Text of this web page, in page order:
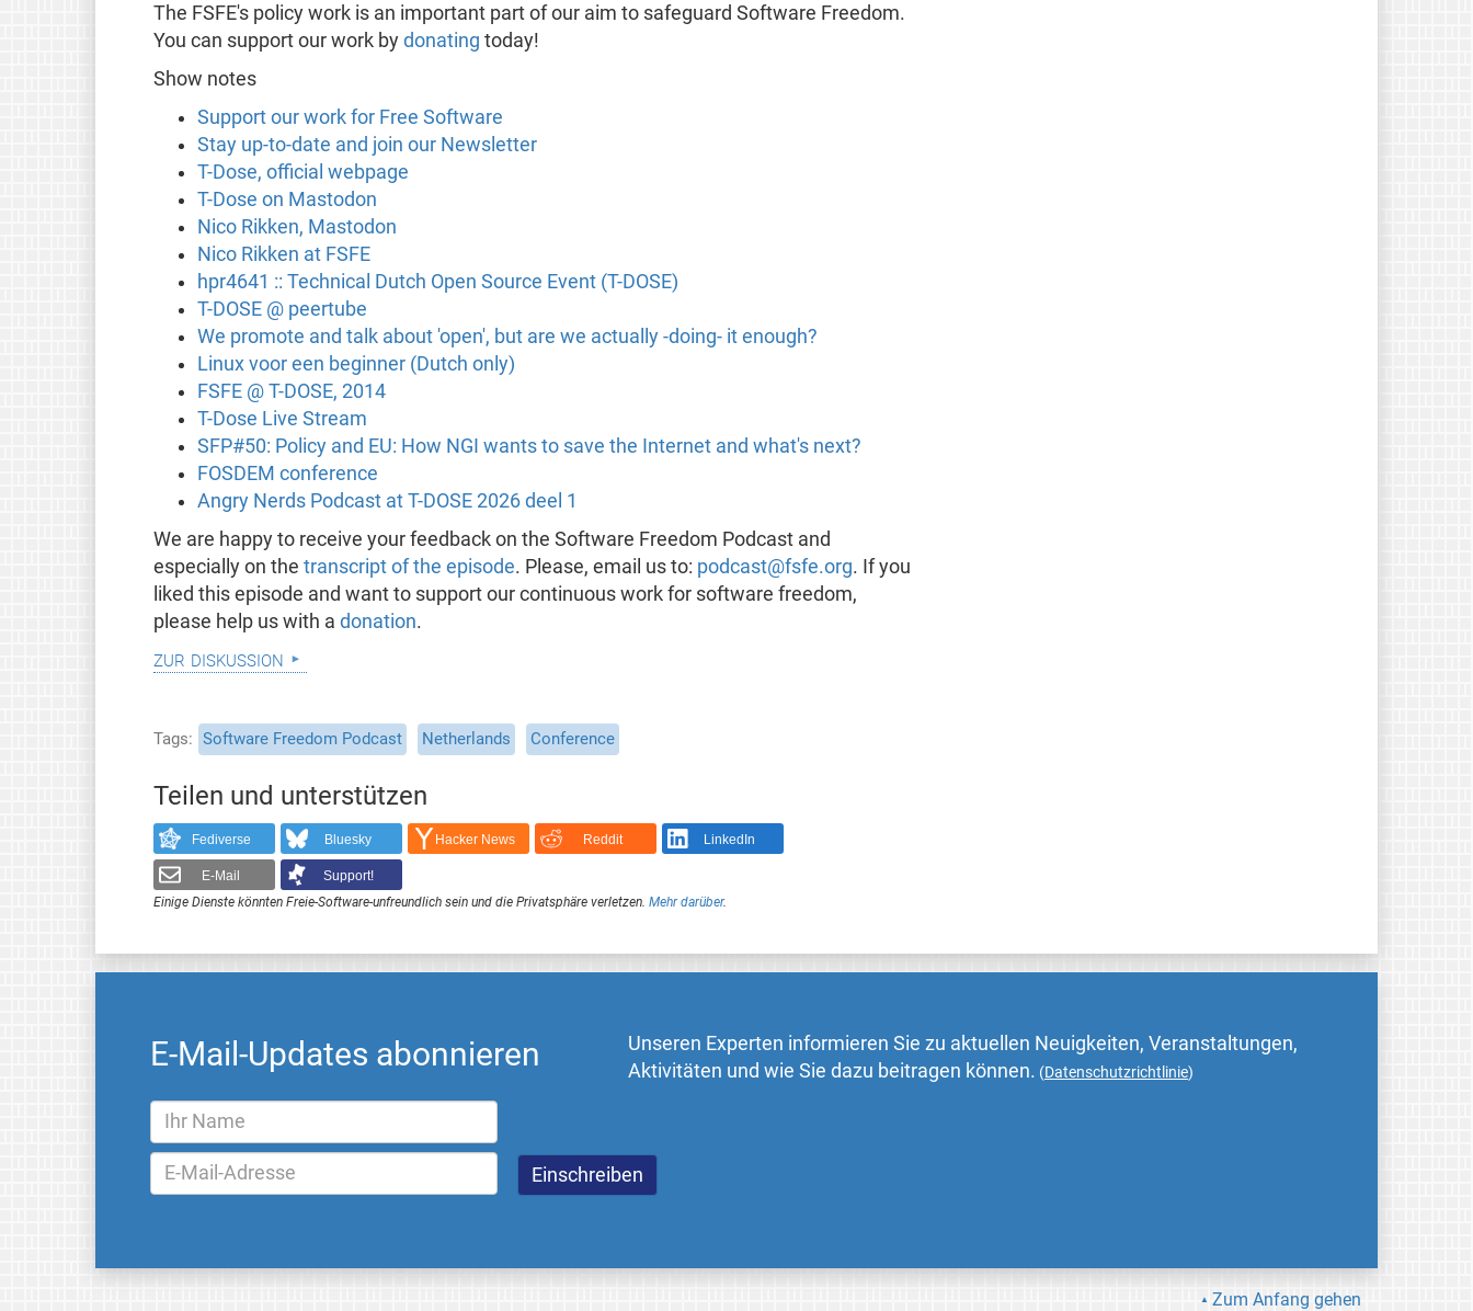
The FSFE's policy work is an important part of our aim to safeguard Software Freedom.
You can support our work by donating today!
Show notes
Support our work for Free Software
Stay up-to-date and join our Newsletter
T-Dose, official webpage
T-Dose on Mastodon
Nico Rikken, Mastodon
Nico Rikken at FSFE
hpr4641 :: Technical Dutch Open Source Event (T-DOSE)
T-DOSE @ peertube
We promote and talk about 'open', but are we actually -doing- it enough?
Linux voor een beginner (Dutch only)
FSFE @ T-DOSE, 2014
T-Dose Live Stream
SFP#50: Policy and EU: How NGI wants to save the Internet and what's next?
FOSDEM conference
Angry Nerds Podcast at T-DOSE 2026 deel 1
We are happy to receive your feedback on the Software Freedom Podcast and
especially on the transcript of the episode. Please, email us to: podcast@fsfe.org. If you
liked this episode and want to support our continuous work for software freedom,
please help us with a donation.
zur diskussion
Tags Software Freedom Podcast Netherlands Conference
Teilen und unterstützen
Fediverse Bluesky Hacker News Reddit LinkedIn
E-Mail
Support!
Einige Dienste könnten Freie-Software-unfreundlich sein und die Privatsphäre verletzen. Mehr darüber.
E-Mail-Updates abonnieren
Unseren Experten informieren Sie zu aktuellen Neuigkeiten, Veranstaltungen,
Aktivitäten und wie Sie dazu beitragen können. (Datenschutzrichtlinie)
Zum Anfang gehen